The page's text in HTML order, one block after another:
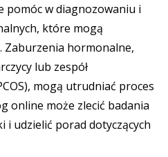
pomóc w diagnozowaniu i
które mogą
Zaburzenia hormonalne,
lub zespół
mogą utrudniać proces
online może zlecić badania
i udzielić porad dotyczących